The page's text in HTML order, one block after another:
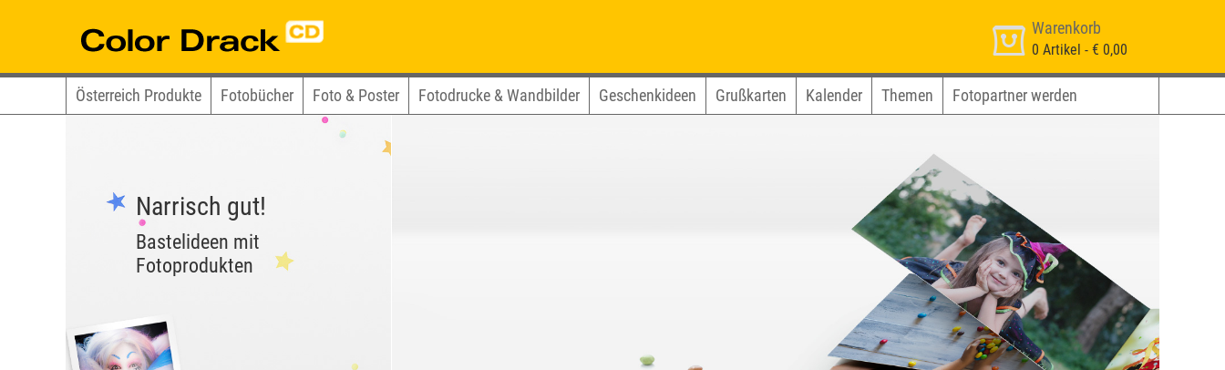
Warenkorb
0 Artikel - € 0,00
Österreich Produkte Fotobücher Foto & Poster Fotodrucke & Wandbilder Geschenkideen Grußkarten Kalender Themen Fotopartner werden